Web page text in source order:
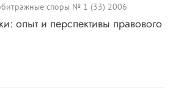
споры № 1 (33) 2006
опыт и перспективы правового